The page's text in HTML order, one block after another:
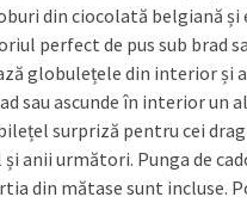
din ciocolată belgiană și
perfect de pus sub brad
globulețele din interior și
sau ascunde în interior un
surpriză pentru cei
anii următori. Punga de
din mătase sunt incluse.